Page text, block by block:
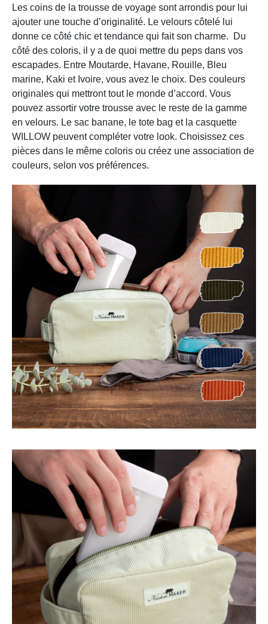
Les coins de la trousse de voyage sont arrondis pour lui
ajouter une touche d’originalité. Le velours côtelé lui
donne ce côté chic et tendance qui fait son charme. Du
côté des coloris, il y a de quoi mettre du peps dans vos
escapades. Entre Moutarde, Havane, Rouille, Bleu
marine, Kaki et Ivoire, vous avez le choix. Des couleurs
originales qui mettront tout le monde d’accord. Vous
pouvez assortir votre trousse avec le reste de la gamme
en velours. Le sac banane, le tote bag et la casquette
WILLOW peuvent compléter votre look. Choisissez ces
pièces dans le même coloris ou créez une association de
couleurs, selon vos préférences.